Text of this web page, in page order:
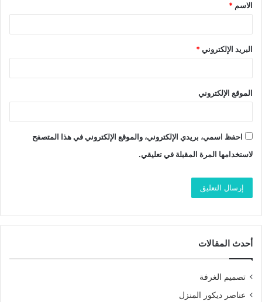
*
الاسم *
البريد الإلكتروني*
الموقع الإلكتروني
احفظ اسمي، بريدي الإلكتروني، والموقع الإلكتروني في هذا المتصفح
لاستخدامها المرة المقبلة في تعليقي.
أحدث المقالات
تصميم الغرفة
عناصر ديكور المنزل